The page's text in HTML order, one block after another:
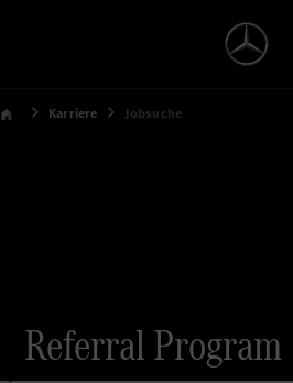
Karriere Jobsuche
Referral Program